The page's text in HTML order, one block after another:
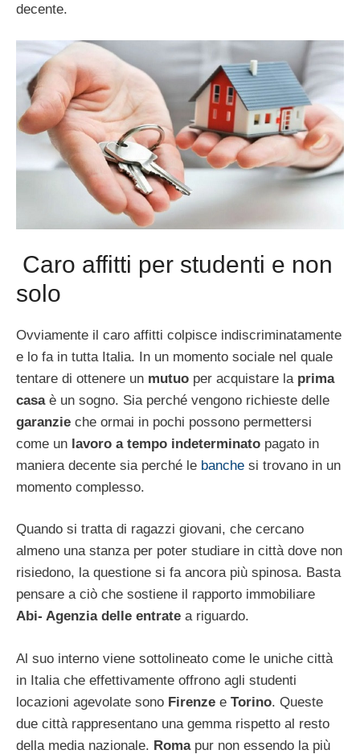
decente.
Caro affitti per studenti e non
solo
Ovviamente il caro affitti colpisce indiscriminatamente
e lo fa in tutta Italia. In un momento sociale nel quale
tentare di ottenere un mutuo per acquistare la prima
casaè un sogno. Sia perché vengono richieste delle
garanzie che ormai in pochi possono permettersi
come un lavoro a tempo indeterminato pagato in
maniera decente sia perché le banche si trovano in un
momento complesso.
Quando si tratta di ragazzi giovani, che cercano
almeno una stanza per poter studiare in città dove non
risiedono, la questione si fa ancora più spinosa. Basta
pensare a ciò che sostiene il rapporto immobiliare
Abi- Agenzia delle entrate a riguardo.
Al suo interno viene sottolineato come le uniche città
in Italia che effettivamente offrono agli studenti
locazioni agevolate sono Firenze e Torino. Queste
due città rappresentano una gemma rispetto al resto
della media nazionale. Romapur non essendo la più